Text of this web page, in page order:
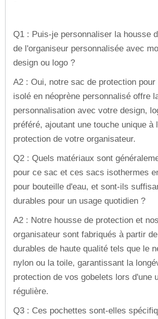
Q1 : Puis-je personnaliser la housse
de l'organiseur personnalisée avec
design ou logo ?
A2 : Oui, notre sac de protection pour
isolé en néoprène personnalisé offre
personnalisation avec votre design,
préféré, ajoutant une touche unique à
protection de votre organisateur.
Q2 : Quels matériaux sont
pour ce sac et ces sacs isothermes
pour bouteille d'eau, et sont-ils
durables pour un usage quotidien ?
A2 : Notre housse de protection et
organisateur sont fabriqués à partir
durables de haute qualité tels que le
nylon ou la toile, garantissant la
protection de vos gobelets lors d'une
régulière.
Q3 : Ces pochettes sont-elles